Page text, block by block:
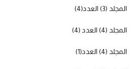
المجلد (3) العدد(4)
المجلد (4) العدد (4)
المجلد (4) العدد(1)